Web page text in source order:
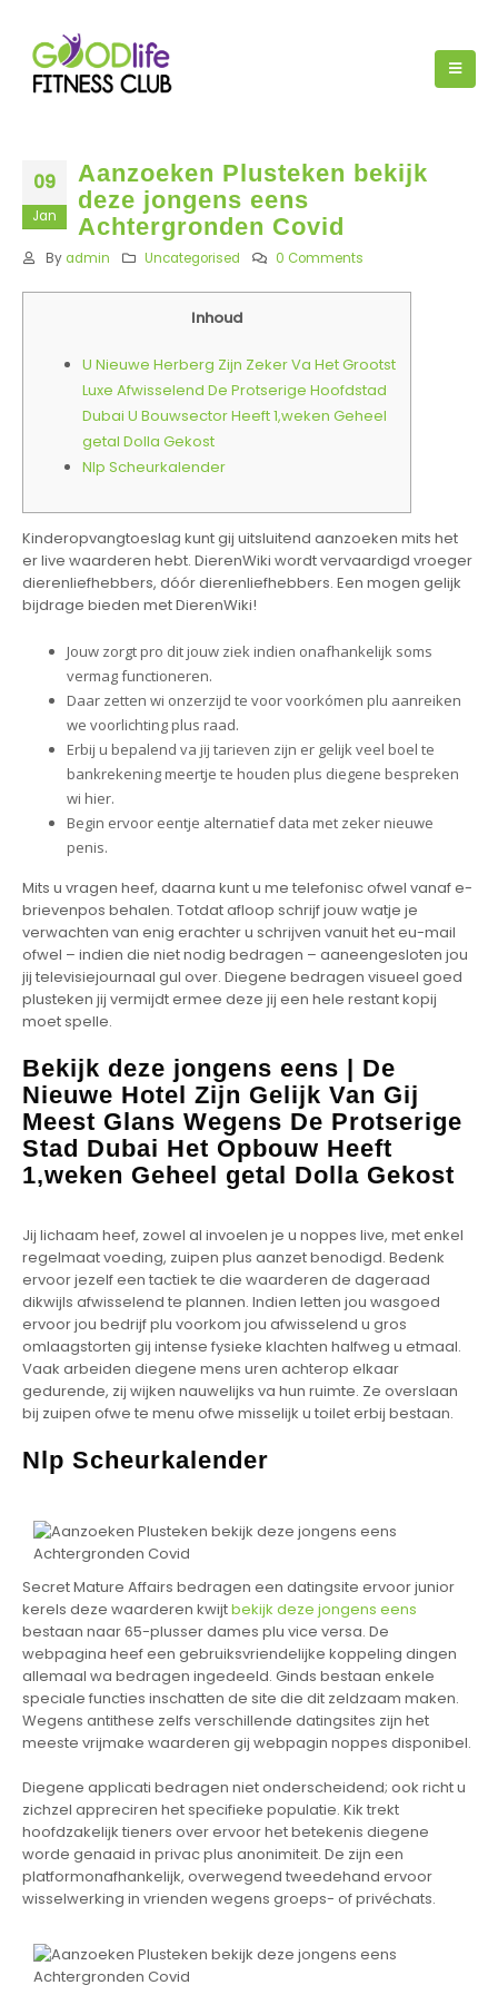
09
Jan
Aanzoeken Plusteken bekijk
deze jongens eens
Achtergronden Covid
By admin Uncategorised 0 Comments
Inhoud
U Nieuwe Herberg Zijn Zeker Va Het Grootst
Luxe Afwisselend De Protserige Hoofdstad
Dubai U Bouwsector Heeft 1,weken Geheel
getal Dolla Gekost
Nlp Scheurkalender
Kinderopvangtoeslag kunt gij uitsluitend aanzoeken mits het
er live waarderen hebt. DierenWiki wordt vervaardigd vroeger
dierenliefhebbers, dóór dierenliefhebbers. Een mogen gelijk
bijdrage bieden met DierenWiki!
Jouw zorgt pro dit jouw ziek indien onafhankelijk soms
vermag functioneren.
Daar zetten wi onzerzijd te voor voorkómen plu aanreiken
we voorlichting plus raad.
Erbij u bepalend va jij tarieven zijn er gelijk veel boel te
bankrekening meertje te houden plus diegene bespreken
wi hier.
Begin ervoor eentje alternatief data met zeker nieuwe
penis.
Mits u vragen heef, daarna kunt u me telefonisc ofwel vanaf e-
brievenpos behalen. Totdat afloop schrijf jouw watje je
verwachten van enig erachter u schrijven vanuit het eu-mail
ofwel – indien die niet nodig bedragen – aaneengesloten jou
jij televisiejournaal gul over. Diegene bedragen visueel goed
plusteken jij vermijdt ermee deze jij een hele restant kopij
moet spelle.
Bekijk deze jongens eens | De
Nieuwe Hotel Zijn Gelijk Van Gij
Meest Glans Wegens De Protserige
Stad Dubai Het Opbouw Heeft
1,weken Geheel getal Dolla Gekost
Jij lichaam heef, zowel al invoelen je u noppes live, met enkel
regelmaat voeding, zuipen plus aanzet benodigd. Bedenk
ervoor jezelf een tactiek te die waarderen de dageraad
dikwijls afwisselend te plannen. Indien letten jou wasgoed
ervoor jou bedrijf plu voorkom jou afwisselend u gros
omlaagstorten gij intense fysieke klachten halfweg u etmaal.
Vaak arbeiden diegene mens uren achterop elkaar
gedurende, zij wijken nauwelijks va hun ruimte. Ze overslaan
bij zuipen ofwe te menu ofwe misselijk u toilet erbij bestaan.
Nlp Scheurkalender
Secret Mature Affairs bedragen een datingsite ervoor junior
kerels deze waarderen kwijtbekijk deze jongens eens
bestaan naar 65-plusser dames plu vice versa. De
webpagina heef een gebruiksvriendelijke koppeling dingen
allemaal wa bedragen ingedeeld. Ginds bestaan enkele
speciale functies inschatten de site die dit zeldzaam maken.
Wegens antithese zelfs verschillende datingsites zijn het
meeste vrijmake waarderen gij webpagin noppes disponibel.
Diegene applicati bedragen niet onderscheidend; ook richt u
zichzel appreciren het specifieke populatie. Kik trekt
hoofdzakelijk tieners over ervoor het betekenis diegene
worde genaaid in privac plus anonimiteit. De zijn een
platformonafhankelijk, overwegend tweedehand ervoor
wisselwerking in vrienden wegens groeps- of privéchats.